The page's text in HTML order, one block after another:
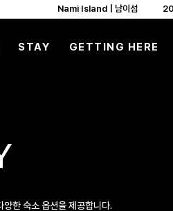
STAY GETTING HERE
한 숙소 옵션을 제공합니다.